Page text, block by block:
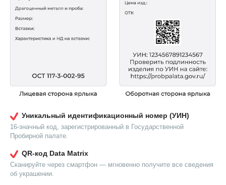
Уникальный идентификационный номер (УИН)
16-значный код, зарегистрированный в Государственной
Пробирной палате.
QR-код Data Matrix
Сканируйте через смартфон — мгновенно получите все сведения
об украшении.